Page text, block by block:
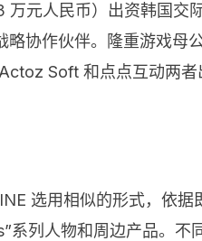
元人民币）出资韩国交
协作伙伴。隆重游戏母
Soft 和点点互动两
选用相似的形式，依
系列人物和周边产品。不